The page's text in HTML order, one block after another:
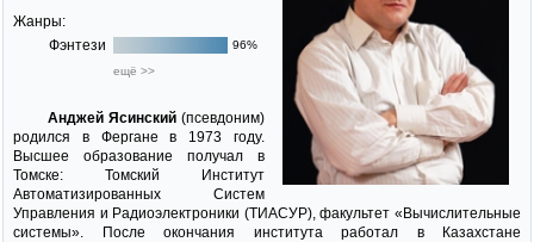
Жанры:
Фэнтези
96%
ещё >>
Анджей Ясинский(псевдоним)
родился в Фергане в 1973 году.
Высшее образование получал в
Томске: Томский Институт
Автоматизированных Систем
Управления и Радиоэлектроники (ТИАСУР), факультет «Вычислительные
системы». После окончания института работал в Казахстане